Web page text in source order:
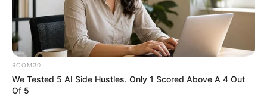
12:10 / 06 Avqust 2026 KRİMİNAL
48 nəfərsaxlanıldı
ROOM30
We Tested 5 AI Side Hustles. Only 1 Scored Above A 4 Out
Of 5